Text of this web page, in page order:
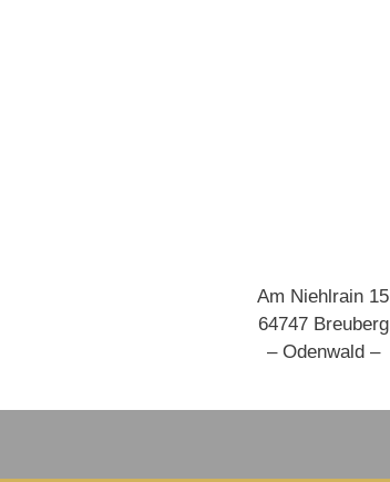
Am Niehlrain 15
64747 Breuberg
– Odenwald –